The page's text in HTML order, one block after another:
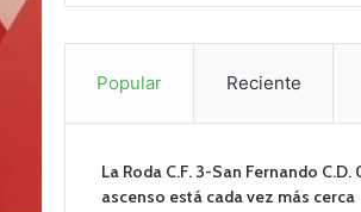
Popular Reciente
La Roda C.F. 3-San Fernando
ascenso está cada vez más cerca